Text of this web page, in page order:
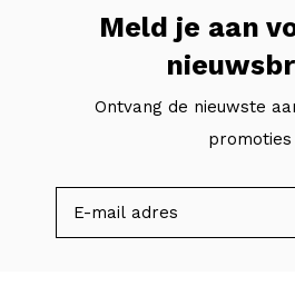
Meld je aan
Ontvang de nieuwste
promoties